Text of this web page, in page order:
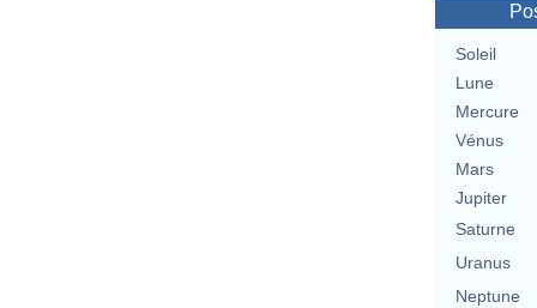
Soleil
Lune
Mercure
Vénus
Mars
Jupiter
Saturne
Uranus
Neptune